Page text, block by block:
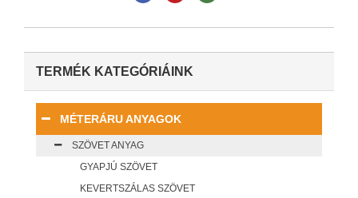
TERMÉK KATEGÓRIÁINK
MÉTERÁRU ANYAGOK
SZÖVET ANYAG
GYAPJÚ SZÖVET
KEVERTSZÁLAS SZÖVET